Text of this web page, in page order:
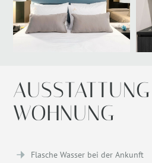
WOHNUNG
Flasche Wasser bei der Ankunft